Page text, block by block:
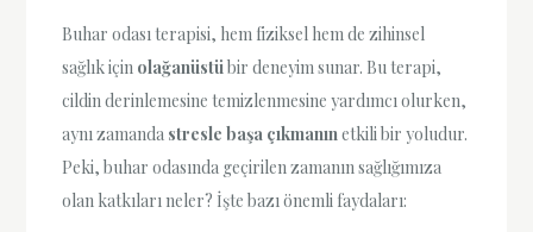
Buhar odası terapisi, hem fiziksel hem de zihinsel
sağlık için olağanüstübir deneyim sunar. Bu terapi,
cildin derinlemesine temizlenmesine yardımcı olurken,
aynı zamanda stresle başa çıkmanınetkili bir yoludur.
Peki, buhar odasında geçirilen zamanın sağlığımıza
olan katkıları neler? İşte bazı önemli faydaları: